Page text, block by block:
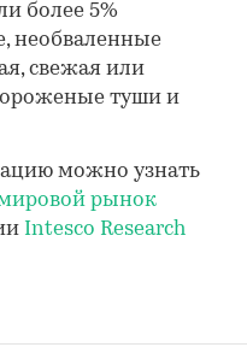
более 5%
необваленные
свежая или
туши и
можно узнать
рынок
Intesco Research